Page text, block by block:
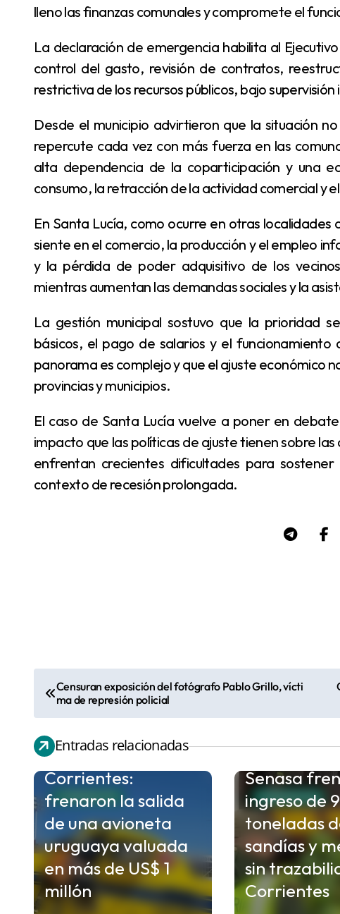
lleno las finanzas comunales y compromete el
La declaración de emergencia habilita al Ejecutivo local a aplicar mecanismos excepcionales de
control del gasto, revisión de contratos,
restrictiva de los recursos públicos, bajo supervisión
Desde el municipio advirtieron que la situación no es aislada y que la crisis económica nacional
repercute cada vez con más fuerza en las
alta dependencia de la coparticipación y una
consumo, la retracción de la actividad comercial y
En Santa Lucía, como ocurre en otras localidades correntinas, el impacto económico también se
siente en el comercio, la producción y el empleo
y la pérdida de poder adquisitivo de los
mientras aumentan las demandas sociales y la
La gestión municipal sostuvo que la prioridad será garantizar la continuidad de los servicios
básicos, el pago de salarios y el funcionamiento
panorama es complejo y que el ajuste
provincias y municipios.
El caso de Santa Lucía vuelve a poner en debate la situación de las economías regionales y el
impacto que las políticas de ajuste tienen sobre
enfrentan crecientes dificultades para
contexto de recesión prolongada.
a
v
e
g
a
i
n
d
Censuran exposición del fotógrafo Pablo Grillo, vícti
ma de represión policial
Entradas relacionadas
CORRIENTES
Corrientes:
frenaron la salida
de una avioneta
uruguaya valuada
en más de US$ 1
millón
CORRIENTES
Senasa
ingreso de 9
toneladas
sandías y
sin
Corrientes